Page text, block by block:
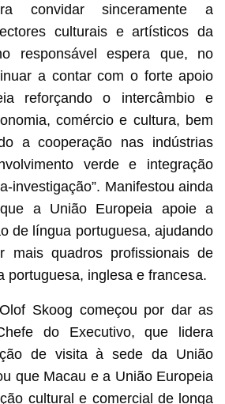
convidar sinceramente a
culturais e artísticos da
responsável espera que, no
a contar com o forte apoio
reforçando o intercâmbio e
comércio e cultura, bem
a cooperação nas indústrias
verde e integração
investigação”. Manifestou ainda
a União Europeia apoie a
de língua portuguesa, ajudando
mais quadros profissionais de
portuguesa, inglesa e francesa.
Skoog começou por dar as
do Executivo, que lidera
de visita à sede da União
que Macau e a União Europeia
cultural e comercial de longa